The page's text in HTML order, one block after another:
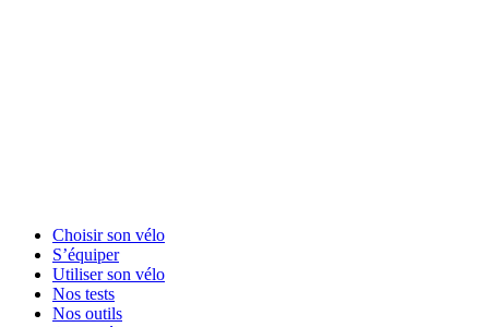
Choisir son vélo
S’équiper
Utiliser son vélo
Nos tests
Nos outils